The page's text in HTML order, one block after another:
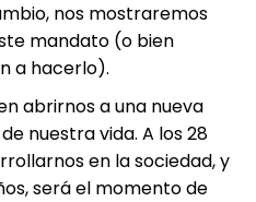
nos mostraremos
mandato (o bien
a hacerlo).
abrirnos a una nueva
nuestra vida. A los 28
en la sociedad, y
será el momento de